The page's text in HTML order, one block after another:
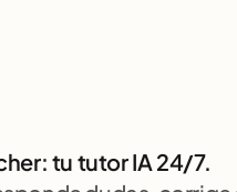
tu tutor IA 24/7.